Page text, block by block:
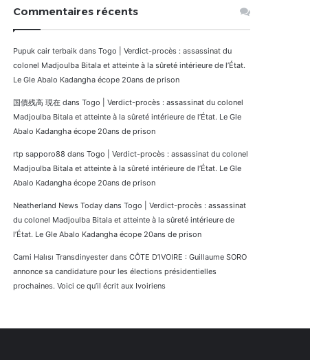
Commentaires récents
Pupuk cair terbaik dans Togo | Verdict-procès : assassinat du
colonel Madjoulba Bitala et atteinte à la sûreté intérieure de l’État.
Le Gle Abalo Kadangha écope 20ans de prison
国債残高 現在 dans Togo | Verdict-procès : assassinat du colonel
Madjoulba Bitala et atteinte à la sûreté intérieure de l’État. Le Gle
Abalo Kadangha écope 20ans de prison
rtp sapporo88 dans Togo | Verdict-procès : assassinat du colonel
Madjoulba Bitala et atteinte à la sûreté intérieure de l’État. Le Gle
Abalo Kadangha écope 20ans de prison
Neatherland News Today dans Togo | Verdict-procès : assassinat
du colonel Madjoulba Bitala et atteinte à la sûreté intérieure de
l’État. Le Gle Abalo Kadangha écope 20ans de prison
Cami Halısı Transdinyester dans CÔTE D’IVOIRE : Guillaume SORO
annonce sa candidature pour les élections présidentielles
prochaines. Voici ce qu’il écrit aux Ivoiriens